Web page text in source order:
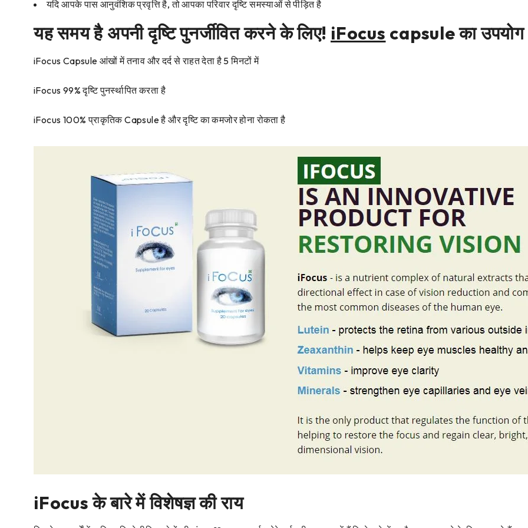
यदि आपके पास आनुवंशिक प्रवृत्ति है, तो आपका परिवार दृष्टि समस्याओं से पीड़ित है
यह समय है अपनी दृष्टि पुनर्जीवित करने के लिए! iFocus capsule का
iFocus Capsule आंखों में तनाव और दर्द से राहत देता है 5 मिनटों में
iFocus 99% दृष्टि पुनर्स्थापित करता है
iFocus 100% प्राकृतिक Capsule है और दृष्टि का कमजोर होना रोकता है
iFocus के बारे में विशेषज्ञ की राय